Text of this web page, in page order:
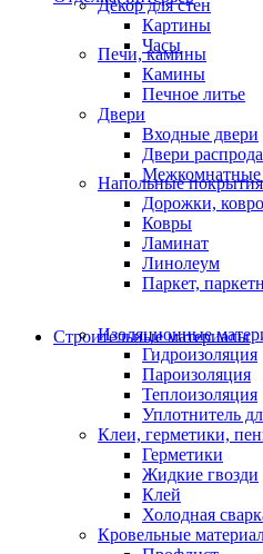
Декор для стен
Картины
Часы
Печи, камины
Камины
Печное литье
Двери
Входные двери
Двери
Межкомнатные
Напольные покрытия
Дорожки,
Ковры
Ламинат
Линолеум
Паркет,
Строительные материалы
Изоляционные
Гидроизоляция
Пароизоляция
Теплоизоляция
Уплотнитель
Клеи, герметики,
Герметики
Жидкие гвозди
Клей
Холодная
Кровельные